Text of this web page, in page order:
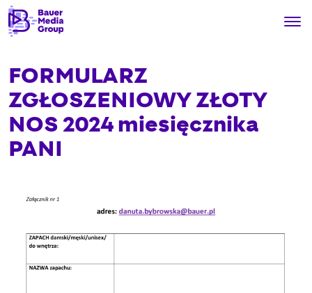
FORMULARZ
ZGŁOSZENIOWY ZŁOTY
NOS 2024 miesięcznika
PANI